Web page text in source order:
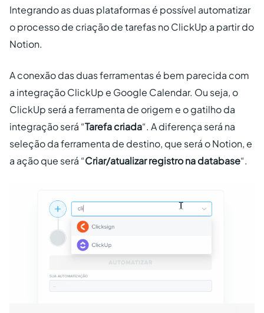
Integrando as duas plataformas é possível automatizar
o processo de criação de tarefas no ClickUp a partir do
Notion.
A conexão das duas ferramentas é bem parecida com
a integração ClickUp e Google Calendar. Ou seja, o
ClickUp será a ferramenta de origem e o gatilho da
integração será “Tarefa criada“. A diferença será na
seleção da ferramenta de destino, que será o Notion, e
a ação que será “Criar/atualizar registro na database“.